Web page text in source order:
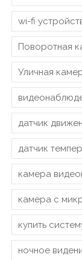
wi-fi
Поворотная
Уличная
датчик
датчик
камера
камера с
купить
ночное